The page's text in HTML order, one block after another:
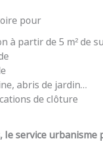
pour
à partir de 5 m² de
abris de jardin…
de clôture
le service